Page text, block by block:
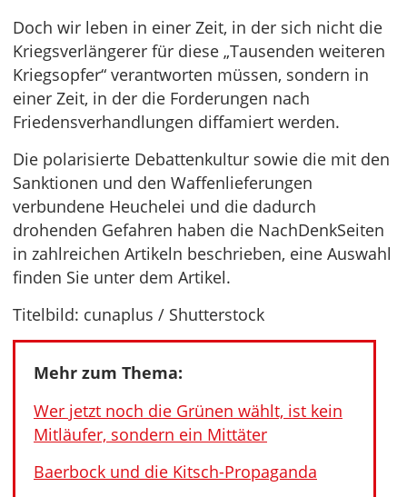
Doch wir leben in einer Zeit, in der sich nicht die
Kriegsverlängerer für diese „Tausenden weiteren
Kriegsopfer“ verantworten müssen, sondern in
einer Zeit, in der die Forderungen nach
Friedensverhandlungen diffamiert werden.
Die polarisierte Debattenkultur sowie die mit den
Sanktionen und den Waffenlieferungen
verbundene Heuchelei und die dadurch
drohenden Gefahren haben die NachDenkSeiten
in zahlreichen Artikeln beschrieben, eine Auswahl
finden Sie unter dem Artikel.
Titelbild: cunaplus / Shutterstock
Mehr zum Thema:
Wer jetzt noch die Grünen wählt, ist kein
Mitläufer, sondern ein Mittäter
Baerbock und die Kitsch-Propaganda